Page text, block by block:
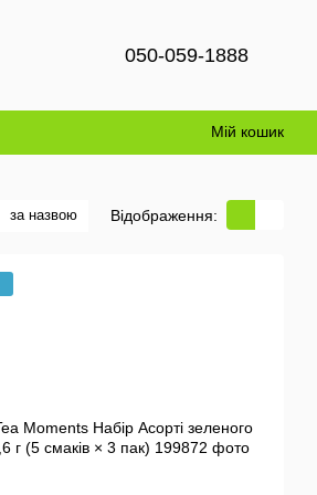
050-059-1888
Мій кошик
за назвою Відображення: